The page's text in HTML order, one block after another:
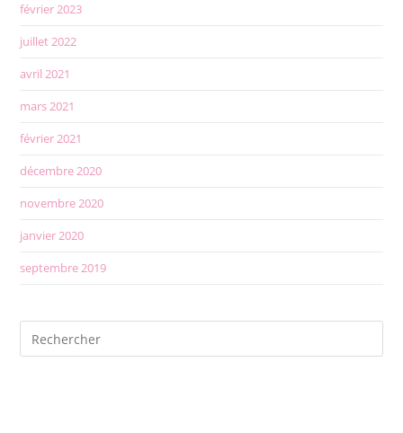
février 2023
juillet 2022
avril 2021
mars 2021
février 2021
décembre 2020
novembre 2020
janvier 2020
septembre 2019